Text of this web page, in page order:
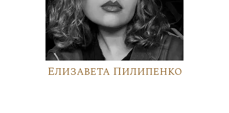
Елизавета Пилипенко